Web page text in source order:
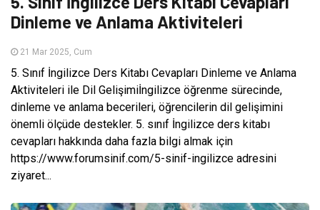
Dinleme ve Anlama Aktiviteleri
21 Mar 2025, Cum
5. Sınıf İngilizce Ders Kitabı Cevapları Dinleme ve Anlama
Aktiviteleri ile Dil Gelişimiİngilizce öğrenme sürecinde,
dinleme ve anlama becerileri, öğrencilerin dil gelişimini
önemli ölçüde destekler. 5. sınıf İngilizce ders kitabı
cevapları hakkında daha fazla bilgi almak için
https://www.forumsinif.com/5-sinif-ingilizce adresini
ziyaret...